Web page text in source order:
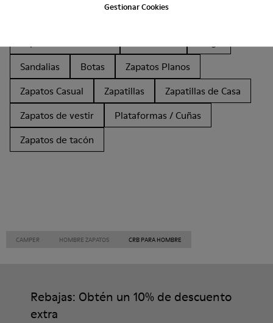
Gestionar Cookies
Sandalias
Botas
Zapatos Planos
Zapatos Casual
Zapatillas
Zapatillas de Casa
Zapatos de vestir
Plataformas / Cuñas
Zapatos de tacón
CAMPER HOMBRE ZAPATOS CRB PARA HOMBRE
Rebajas: Obtén un 10% de descuento
extra